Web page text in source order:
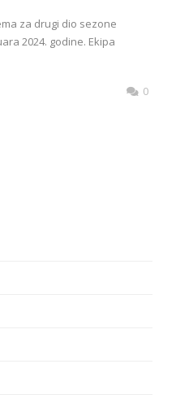
za drugi dio sezone
2024. godine. Ekipa
0